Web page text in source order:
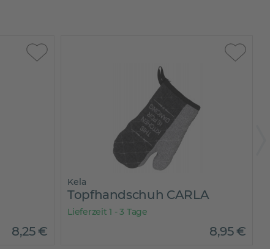
8,25€
Kela
Topfhandschuh CARLA
Lieferzeit 1 - 3 Tage
8,95€